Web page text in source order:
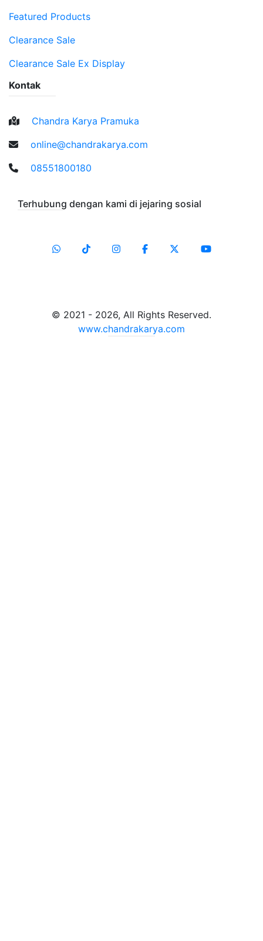
Featured Products
Clearance Sale
Clearance Sale Ex Display
Kontak
Chandra Karya Pramuka
online@chandrakarya.com
08551800180
Terhubung dengan kami di jejaring sosial
© 2021 - 2026, All Rights Reserved.
www.chandrakarya.com